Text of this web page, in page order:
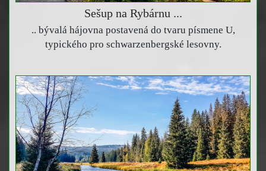
Sešup na Rybárnu ...
.. bývalá hájovna postavená do tvaru písmene U,
typického pro schwarzenbergské lesovny.